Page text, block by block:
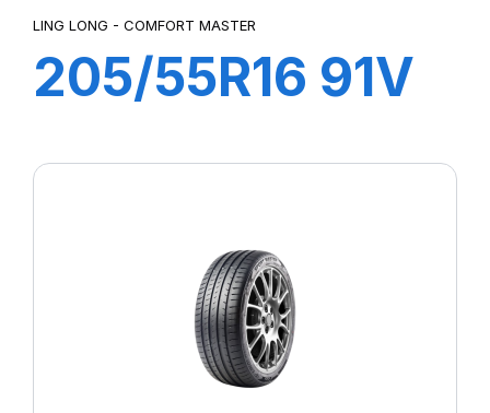
LING LONG - COMFORT MASTER
205/55R16 91V